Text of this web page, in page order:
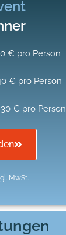
€ pro Person
€ pro Person
30 € pro Person
MwSt.